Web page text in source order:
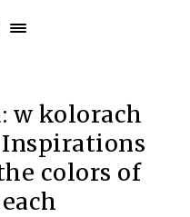
w kolorach
colors of